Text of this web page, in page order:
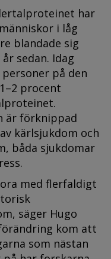
har
i låg
blandade sig
sedan. Idag
på den
procent
är förknippad
kärlsjukdom och
båda sjukdomar
med flerfaldigt
säger Hugo
kom att
som nästan